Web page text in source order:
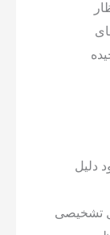
دلیل
تشخیصی